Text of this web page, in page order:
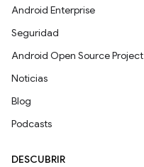
Android Enterprise
Seguridad
Android Open Source Project
Noticias
Blog
Podcasts
DESCUBRIR